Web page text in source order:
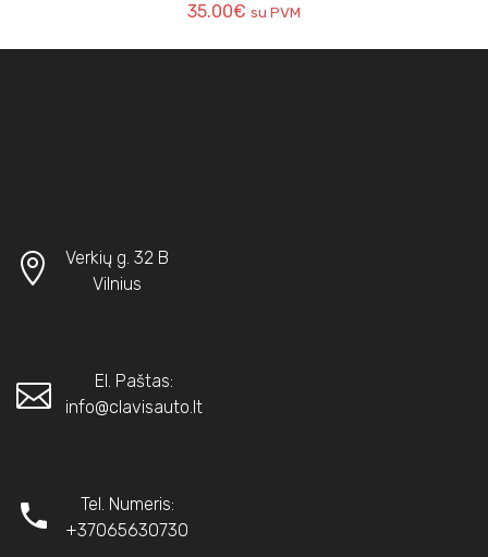
35.00€ su PVM
Verkių g. 32 B
Vilnius
El. Paštas:
info@clavisauto.lt
Tel. Numeris:
+37065630730